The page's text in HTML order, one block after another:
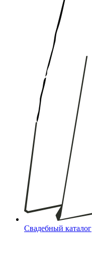
Свадебный каталог